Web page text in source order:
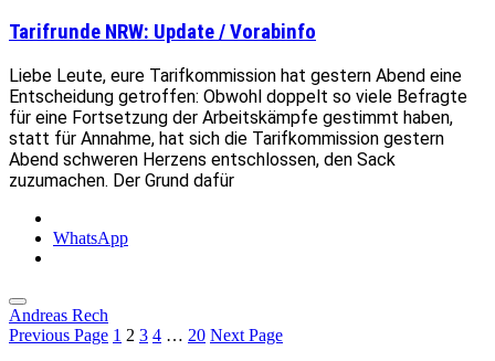
Tarifrunde NRW: Update / Vorabinfo
Liebe Leute, eure Tarifkommission hat gestern Abend eine
Entscheidung getroffen: Obwohl doppelt so viele Befragte
für eine Fortsetzung der Arbeitskämpfe gestimmt haben,
statt für Annahme, hat sich die Tarifkommission gestern
Abend schweren Herzens entschlossen, den Sack
zuzumachen. Der Grund dafür
WhatsApp
Andreas Rech
Previous Page 1 2 3 4 … 20 Next Page